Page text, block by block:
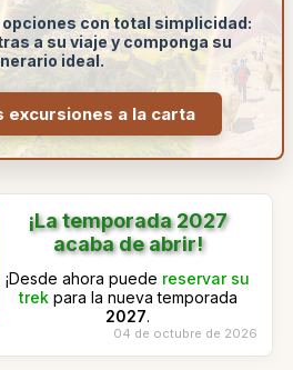
opciones con total simplicidad:
a su viaje y componga su
ideal.
excursiones a la carta
¡La temporada 2027
acaba de abrir!
¡Desde ahora puede reservar su
trekpara la nueva temporada
2027.
04 de octubre de 2026